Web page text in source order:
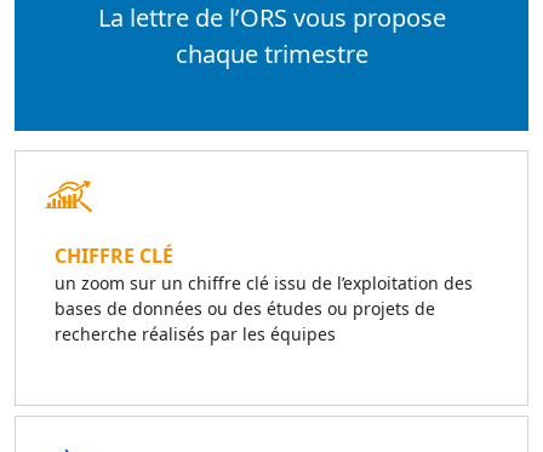
La lettre de l’ORS vous propose
chaque trimestre
CHIFFRE CLÉ
un zoom sur un chiffre clé issu de l’exploitation des
bases de données ou des études ou projets de
recherche réalisés par les équipes